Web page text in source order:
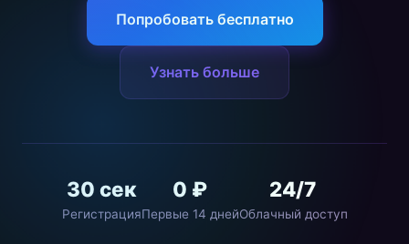
Попробовать бесплатно
Узнать больше
30 сек
Регистрация
0 ₽
Первые 14 дней
24/7
Облачный доступ